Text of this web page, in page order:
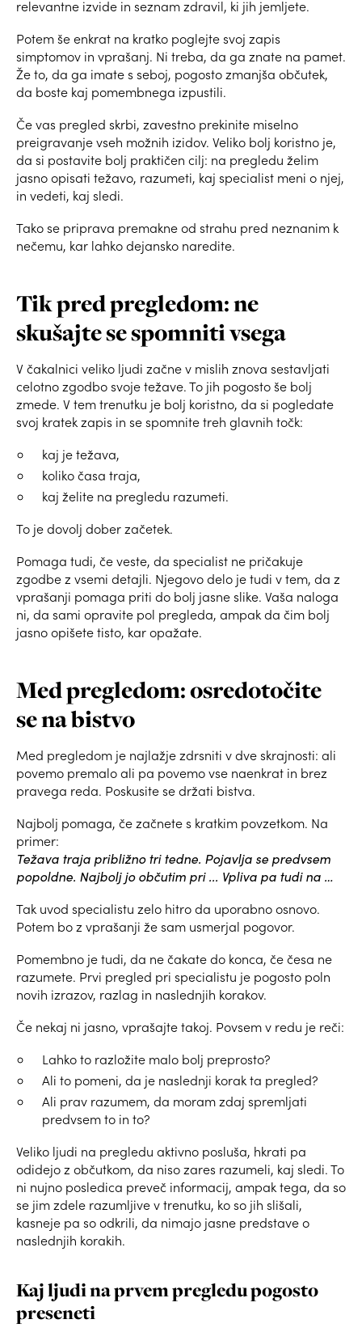
relevantne izvide in seznam zdravil, ki jih jemljete.
Potem še enkrat na kratko poglejte svoj zapis
simptomov in vprašanj. Ni treba, da ga znate na pamet.
Že to, da ga imate s seboj, pogosto zmanjša občutek,
da boste kaj pomembnega izpustili.
Če vas pregled skrbi, zavestno prekinite miselno
preigravanje vseh možnih izidov. Veliko bolj koristno je,
da si postavite bolj praktičen cilj: na pregledu želim
jasno opisati težavo, razumeti, kaj specialist meni o njej,
in vedeti, kaj sledi.
Tako se priprava premakne od strahu pred neznanim k
nečemu, kar lahko dejansko naredite.
Tik pred pregledom: ne
skušajte se spomniti vsega
V čakalnici veliko ljudi začne v mislih znova sestavljati
celotno zgodbo svoje težave. To jih pogosto še bolj
zmede. V tem trenutku je bolj koristno, da si pogledate
svoj kratek zapis in se spomnite treh glavnih točk:
kaj je težava,
koliko časa traja,
kaj želite na pregledu razumeti.
To je dovolj dober začetek.
Pomaga tudi, če veste, da specialist ne pričakuje
zgodbe z vsemi detajli. Njegovo delo je tudi v tem, da z
vprašanji pomaga priti do bolj jasne slike. Vaša naloga
ni, da sami opravite pol pregleda, ampak da čim bolj
jasno opišete tisto, kar opažate.
Med pregledom: osredotočite
se na bistvo
Med pregledom je najlažje zdrsniti v dve skrajnosti: ali
povemo premalo ali pa povemo vse naenkrat in brez
pravega reda. Poskusite se držati bistva.
Najbolj pomaga, če začnete s kratkim povzetkom. Na
primer:
Težava traja približno tri tedne. Pojavlja se predvsem
popoldne. Najbolj jo občutim pri ... Vpliva pa tudi na …
Tak uvod specialistu zelo hitro da uporabno osnovo.
Potem bo z vprašanji že sam usmerjal pogovor.
Pomembno je tudi, da ne čakate do konca, če česa ne
razumete. Prvi pregled pri specialistu je pogosto poln
novih izrazov, razlag in naslednjih korakov.
Če nekaj ni jasno, vprašajte takoj. Povsem v redu je reči:
Lahko to razložite malo bolj preprosto?
Ali to pomeni, da je naslednji korak ta pregled?
Ali prav razumem, da moram zdaj spremljati
predvsem to in to?
Veliko ljudi na pregledu aktivno posluša, hkrati pa
odidejo z občutkom, da niso zares razumeli, kaj sledi. To
ni nujno posledica preveč informacij, ampak tega, da so
se jim zdele razumljive v trenutku, ko so jih slišali,
kasneje pa so odkrili, da nimajo jasne predstave o
naslednjih korakih.
Kaj ljudi na prvem pregledu pogosto
preseneti